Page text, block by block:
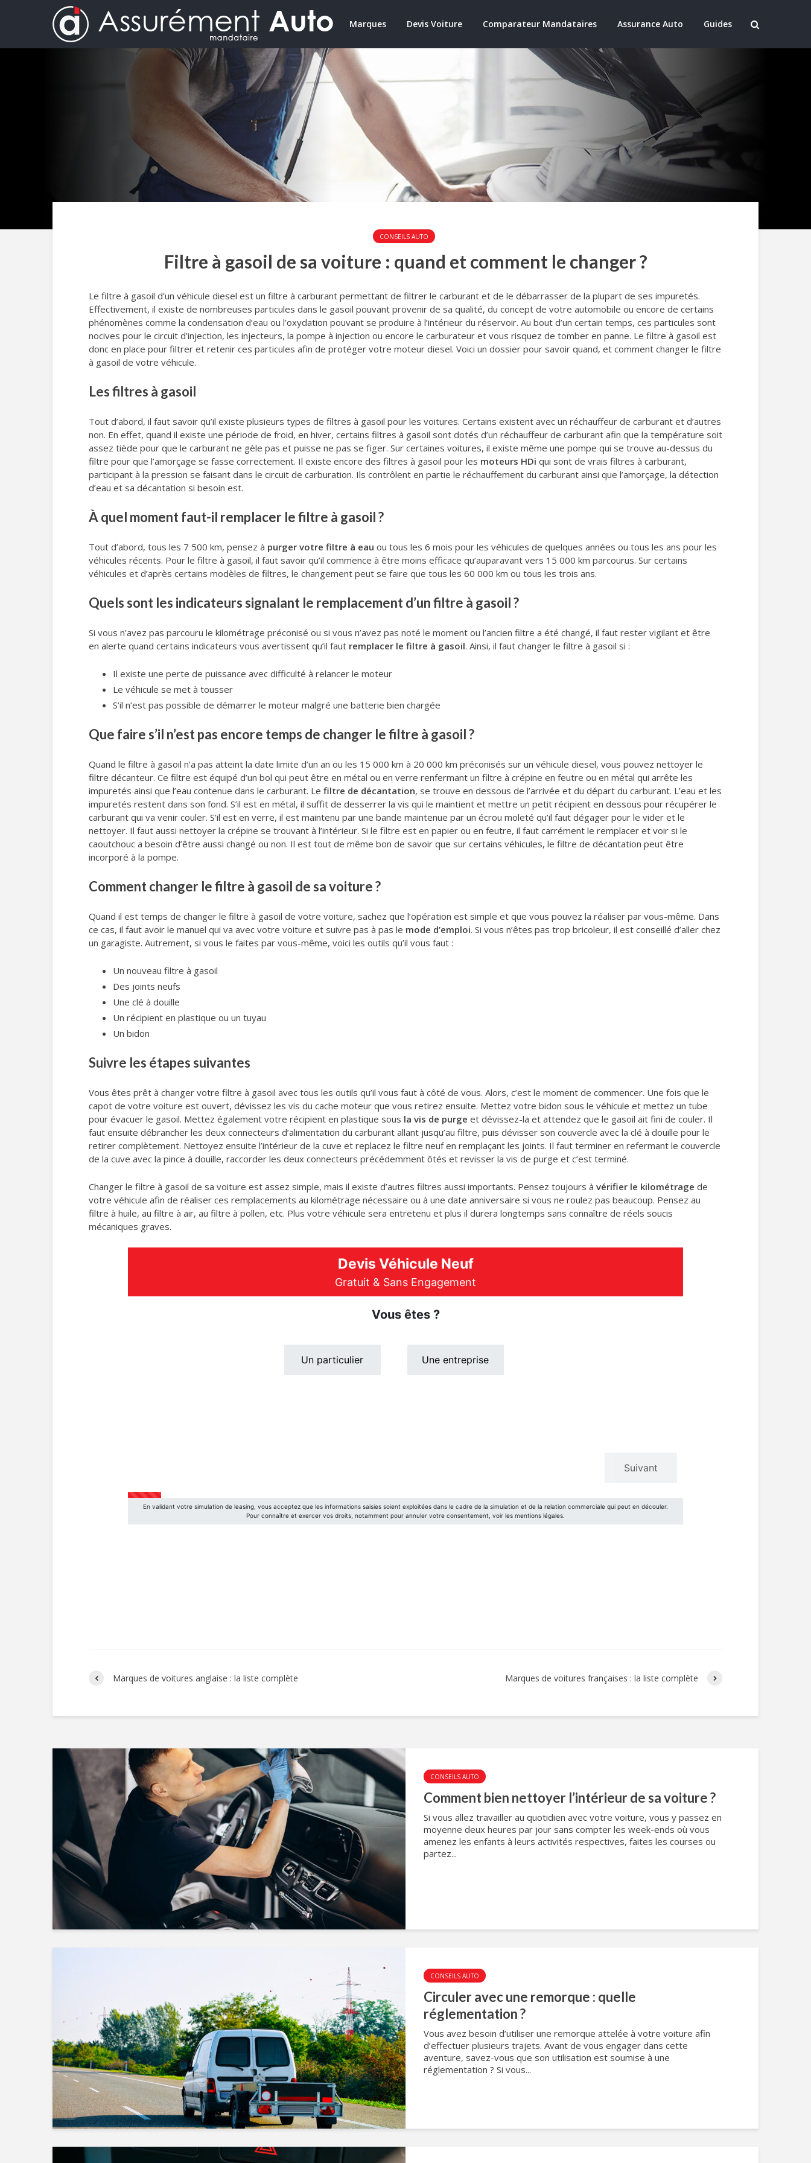
Marques Devis Voiture Comparateur Mandataires Assurance Auto Guides
CONSEILS AUTO
Filtre à gasoil de sa voiture : quand et comment le changer ?
Le filtre à gasoil d’un véhicule diesel est un filtre à carburant permettant de filtrer le carburant et de le débarrasser de la plupart de ses impuretés.
Effectivement, il existe de nombreuses particules dans le gasoil pouvant provenir de sa qualité, du concept de votre automobile ou encore de certains
phénomènes comme la condensation d’eau ou l’oxydation pouvant se produire à l’intérieur du réservoir. Au bout d’un certain temps, ces particules sont
nocives pour le circuit d’injection, les injecteurs, la pompe à injection ou encore le carburateur et vous risquez de tomber en panne. Le filtre à gasoil est
donc en place pour filtrer et retenir ces particules afin de protéger votre moteur diesel. Voici un dossier pour savoir quand, et comment changer le filtre
à gasoil de votre véhicule.
Les filtres à gasoil
Tout d’abord, il faut savoir qu’il existe plusieurs types de filtres à gasoil pour les voitures. Certains existent avec un réchauffeur de carburant et d’autres
non. En effet, quand il existe une période de froid, en hiver, certains filtres à gasoil sont dotés d’un réchauffeur de carburant afin que la température soit
assez tiède pour que le carburant ne gèle pas et puisse ne pas se figer. Sur certaines voitures, il existe même une pompe qui se trouve au-dessus du
filtre pour que l’amorçage se fasse correctement. Il existe encore des filtres à gasoil pour les moteurs HDi qui sont de vrais filtres à carburant,
participant à la pression se faisant dans le circuit de carburation. Ils contrôlent en partie le réchauffement du carburant ainsi que l’amorçage, la détection
d’eau et sa décantation si besoin est.
À quel moment faut-il remplacer le filtre à gasoil ?
Tout d’abord, tous les 7 500 km, pensez à purger votre filtre à eau ou tous les 6 mois pour les véhicules de quelques années ou tous les ans pour les
véhicules récents. Pour le filtre à gasoil, il faut savoir qu’il commence à être moins efficace qu’auparavant vers 15 000 km parcourus. Sur certains
véhicules et d’après certains modèles de filtres, le changement peut se faire que tous les 60 000 km ou tous les trois ans.
Quels sont les indicateurs signalant le remplacement d’un filtre à gasoil ?
Si vous n’avez pas parcouru le kilométrage préconisé ou si vous n’avez pas noté le moment ou l’ancien filtre a été changé, il faut rester vigilant et être
en alerte quand certains indicateurs vous avertissent qu’il faut remplacer le filtre à gasoil. Ainsi, il faut changer le filtre à gasoil si :
Il existe une perte de puissance avec difficulté à relancer le moteur
Le véhicule se met à tousser
S’il n’est pas possible de démarrer le moteur malgré une batterie bien chargée
Que faire s’il n’est pas encore temps de changer le filtre à gasoil ?
Quand le filtre à gasoil n’a pas atteint la date limite d’un an ou les 15 000 km à 20 000 km préconisés sur un véhicule diesel, vous pouvez nettoyer le
filtre décanteur. Ce filtre est équipé d’un bol qui peut être en métal ou en verre renfermant un filtre à crépine en feutre ou en métal qui arrête les
impuretés ainsi que l’eau contenue dans le carburant. Le filtre de décantation, se trouve en dessous de l’arrivée et du départ du carburant. L’eau et les
impuretés restent dans son fond. S’il est en métal, il suffit de desserrer la vis qui le maintient et mettre un petit récipient en dessous pour récupérer le
carburant qui va venir couler. S’il est en verre, il est maintenu par une bande maintenue par un écrou moleté qu’il faut dégager pour le vider et le
nettoyer. Il faut aussi nettoyer la crépine se trouvant à l’intérieur. Si le filtre est en papier ou en feutre, il faut carrément le remplacer et voir si le
caoutchouc a besoin d’être aussi changé ou non. Il est tout de même bon de savoir que sur certains véhicules, le filtre de décantation peut être
incorporé à la pompe.
Comment changer le filtre à gasoil de sa voiture ?
Quand il est temps de changer le filtre à gasoil de votre voiture, sachez que l’opération est simple et que vous pouvez la réaliser par vous-même. Dans
ce cas, il faut avoir le manuel qui va avec votre voiture et suivre pas à pas le mode d’emploi. Si vous n’êtes pas trop bricoleur, il est conseillé d’aller chez
un garagiste. Autrement, si vous le faites par vous-même, voici les outils qu’il vous faut :
Un nouveau filtre à gasoil
Des joints neufs
Une clé à douille
Un récipient en plastique ou un tuyau
Un bidon
Suivre les étapes suivantes
Vous êtes prêt à changer votre filtre à gasoil avec tous les outils qu’il vous faut à côté de vous. Alors, c’est le moment de commencer. Une fois que le
capot de votre voiture est ouvert, dévissez les vis du cache moteur que vous retirez ensuite. Mettez votre bidon sous le véhicule et mettez un tube
pour évacuer le gasoil. Mettez également votre récipient en plastique sous la vis de purge et dévissez-la et attendez que le gasoil ait fini de couler. Il
faut ensuite débrancher les deux connecteurs d’alimentation du carburant allant jusqu’au filtre, puis dévisser son couvercle avec la clé à douille pour le
retirer complètement. Nettoyez ensuite l’intérieur de la cuve et replacez le filtre neuf en remplaçant les joints. Il faut terminer en refermant le couvercle
de la cuve avec la pince à douille, raccorder les deux connecteurs précédemment ôtés et revisser la vis de purge et c’est terminé.
Changer le filtre à gasoil de sa voiture est assez simple, mais il existe d’autres filtres aussi importants. Pensez toujours à vérifier le kilométrage de
votre véhicule afin de réaliser ces remplacements au kilométrage nécessaire ou à une date anniversaire si vous ne roulez pas beaucoup. Pensez au
filtre à huile, au filtre à air, au filtre à pollen, etc. Plus votre véhicule sera entretenu et plus il durera longtemps sans connaître de réels soucis
mécaniques graves.
Marques de voitures anglaise : la liste complète Marques de voitures françaises : la liste complète
CONSEILS AUTO
Comment bien nettoyer l’intérieur de sa voiture ?
Si vous allez travailler au quotidien avec votre voiture, vous y passez en
moyenne deux heures par jour sans compter les week-ends où vous
amenez les enfants à leurs activités respectives, faites les courses ou
partez...
CONSEILS AUTO
Circuler avec une remorque : quelle
réglementation ?
Vous avez besoin d’utiliser une remorque attelée à votre voiture afin
d’effectuer plusieurs trajets. Avant de vous engager dans cette
aventure, savez-vous que son utilisation est soumise à une
réglementation ? Si vous...